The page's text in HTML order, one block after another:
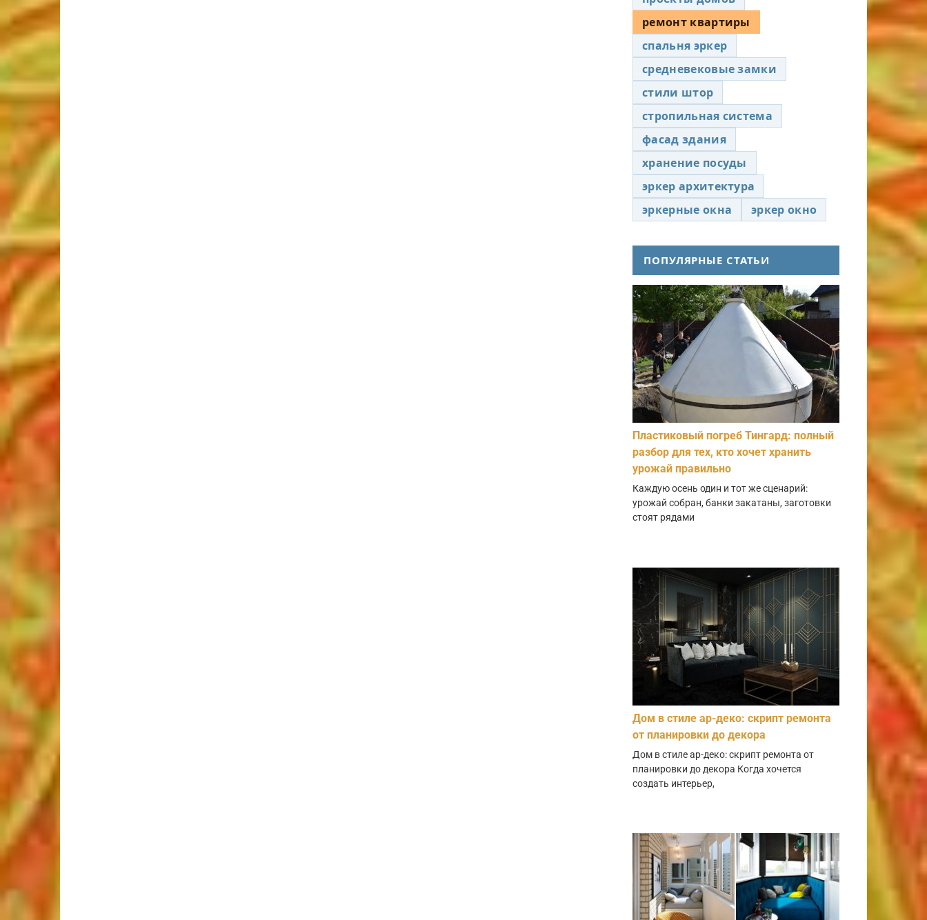
ремонт квартиры
спальня эркер
средневековые замки
стили штор
стропильная система
фасад здания
хранение посуды
эркер архитектура
эркерные окна
эркер окно
ПОПУЛЯРНЫЕ СТАТЬИ
Пластиковый погреб Тингард: полный
разбор для тех, кто хочет хранить
урожай правильно
Каждую осень один и тот же сценарий:
урожай собран, банки закатаны, заготовки
стоят рядами
Дом в стиле ар-деко: скрипт ремонта
от планировки до декора
Дом в стиле ар-деко: скрипт ремонта от
планировки до декора Когда хочется
создать интерьер,